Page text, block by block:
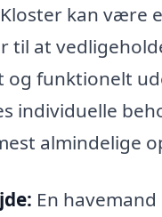
kan være
til at
og funktionelt
individuelle
almindelige
En